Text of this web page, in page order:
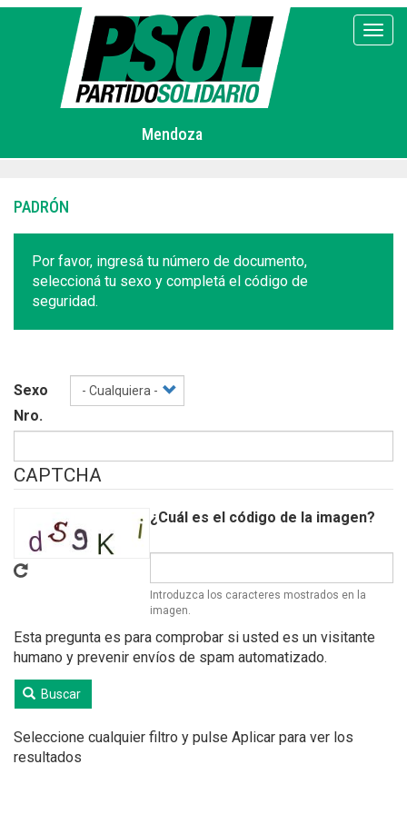
Pasar
Mendoza
PADRÓN
Por favor, ingresá tu número de documento,
seleccioná tu sexo y completá el código de
seguridad.
Sexo
Nro.
CAPTCHA
¿Cuál es el código de la imagen?
Introduzca los caracteres mostrados en la
imagen.
Esta pregunta es para comprobar si usted es un visitante
humano y prevenir envíos de spam automatizado.
Buscar
Seleccione cualquier filtro y pulse Aplicar para ver los
resultados